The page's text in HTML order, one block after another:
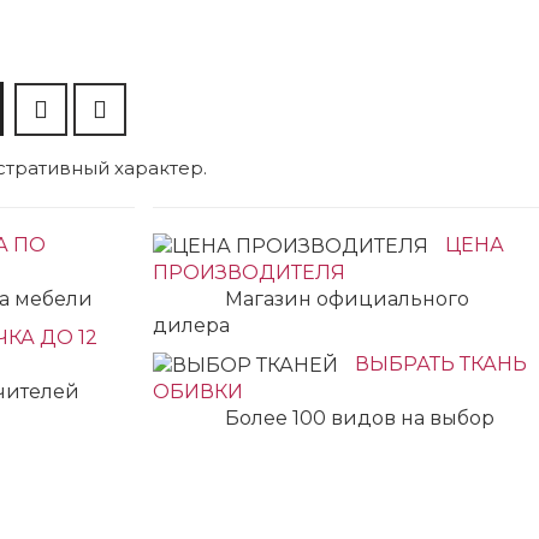
характер.
ПО
мебели
ДО 12
ЦЕНА
ПРОИЗВОДИТЕЛЯ
Магазин официального
дилера
ВЫБРАТЬ ТКАНЬ
ОБИВКИ
Более 100 видов на выбор